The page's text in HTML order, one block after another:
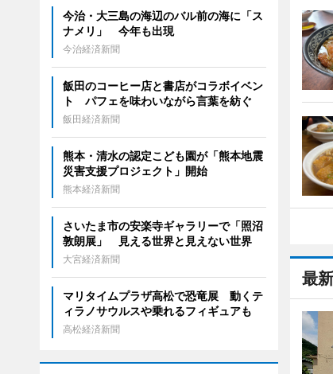
最
今治・大三島の海辺のバル前の海に「ス
ナメリ」 今年も出現
今治経済新聞
飯田のコーヒー店と書店がコラボイベン
ト パフェを味わいながら言葉を紡ぐ
飯田経済新聞
熊本・清水の認定こども園が「熊本地震
災害支援プロジェクト」開始
熊本経済新聞
さいたま市の安楽寺ギャラリーで「照沼
敦朗展」 見える世界と見えない世界
大宮経済新聞
マリタイムプラザ高松で恐竜展 動くテ
ィラノサウルスや乗れるフィギュアも
高松経済新聞